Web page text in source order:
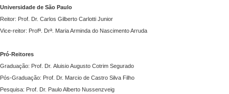
Universidade de São Paulo
Reitor: Prof. Dr. Carlos Gilberto Carlotti Junior
Vice-reitor: Profª. Drª. Maria Arminda do Nascimento Arruda
Pró-Reitores
Graduação: Prof. Dr. Aluisio Augusto Cotrim Segurado
Pós-Graduação: Prof. Dr. Marcio de Castro Silva Filho
Pesquisa: Prof. Dr. Paulo Alberto Nussenzveig